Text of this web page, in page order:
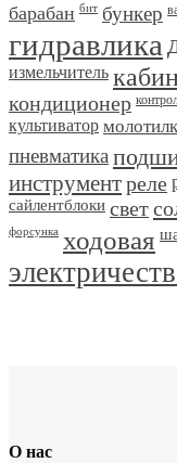
барабан бит бункер
гидравлика
измельчитель
кондиционер
культиватор
пневматика
инструментреле
сайлентблоки свет
форсунка ходовая
О нас